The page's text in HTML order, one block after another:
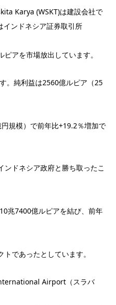
Karya (WSKT)は建設会社で
インドネシア証券取引所
アを市場放出しています。
。純利益は2560億ルピア（25
規模）で前年比+19.2％増加で
ドネシア政府と勝ち取ったこ
兆7400億ルピアを結び、前年
であったとしています。
Airport（スラバ